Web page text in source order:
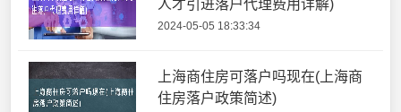
人才引进落户代理费用详解)
2024-05-05 18:33:34
上海商住房可落户吗现在(上海商
住房落户政策简述)